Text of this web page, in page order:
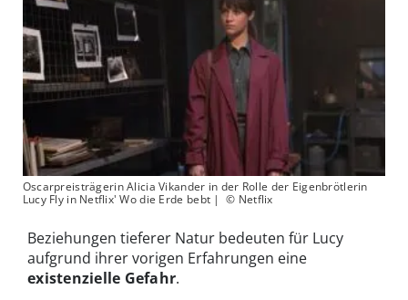
Oscarpreisträgerin Alicia Vikander in der Rolle der Eigenbrötlerin
Lucy Fly in Netflix' Wo die Erde bebt | © Netflix
Beziehungen tieferer Natur bedeuten für Lucy
aufgrund ihrer vorigen Erfahrungen eine
existenzielle Gefahr.